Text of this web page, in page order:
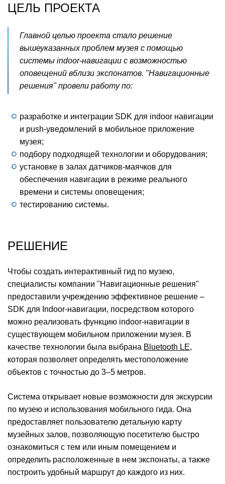
ЦЕЛЬ ПРОЕКТА
Главной целью проекта стало решение
вышеуказанных проблем музея с помощью
системы indoor-навигации с возможностью
оповещений вблизи экспонатов. "Навигационные
решения" провели работу по:
разработке и интеграции SDK для indoor навигации
и push-уведомлений в мобильное приложение
музея;
подбору подходящей технологии и оборудования;
установке в залах датчиков-маячков для
обеспечения навигации в режиме реального
времени и системы оповещения;
тестированию системы.
РЕШЕНИЕ
Чтобы создать интерактивный гид по музею,
специалисты компании "Навигационные решения"
предоставили учреждению эффективное решение –
SDK для Indoor-навигации, посредством которого
можно реализовать функцию indoor-навигации в
существующем мобильном приложении музея. В
качестве технологии была выбрана Bluetooth LE,
которая позволяет определять местоположение
объектов с точностью до 3–5 метров.
Система открывает новые возможности для экскурсии
по музею и использования мобильного гида. Она
предоставляет пользователю детальную карту
музейных залов, позволяющую посетителю быстро
ознакомиться с тем или иным помещением и
определить расположенные в нем экспонаты, а также
построить удобный маршрут до каждого из них.